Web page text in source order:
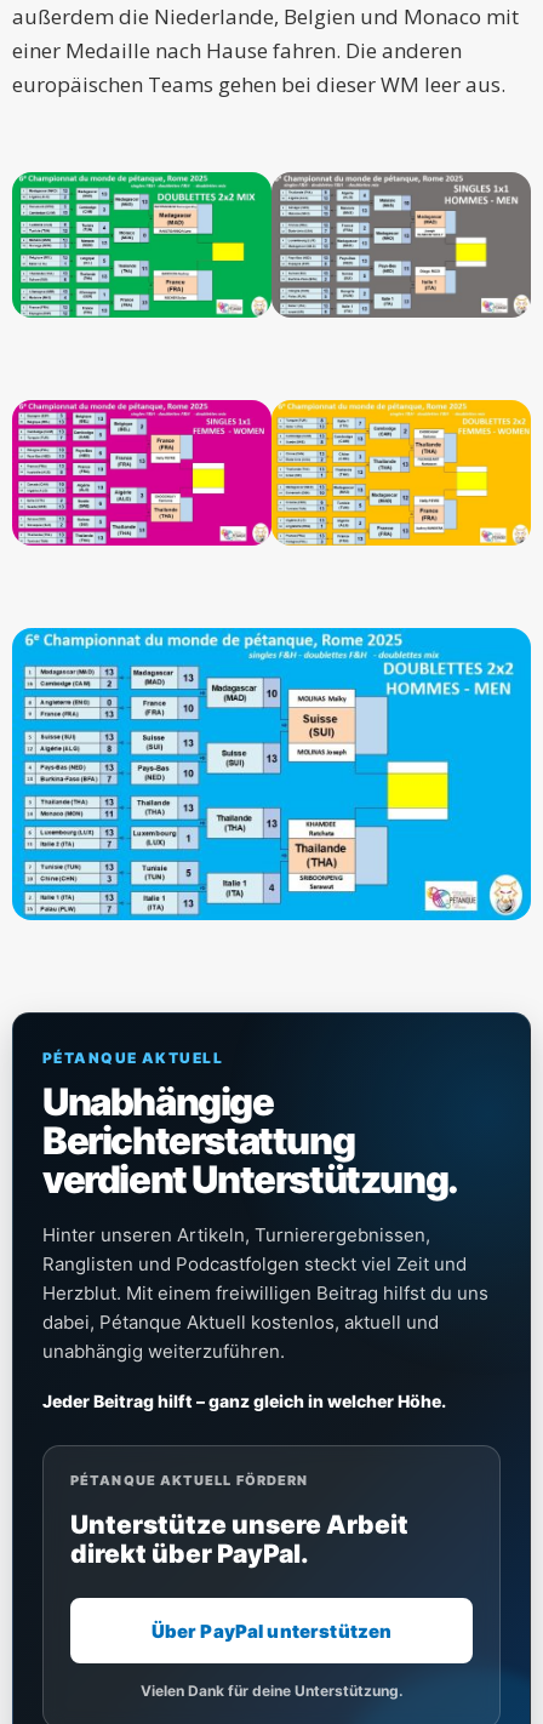
außerdem die Niederlande, Belgien und Monaco mit
einer Medaille nach Hause fahren. Die anderen
europäischen Teams gehen bei dieser WM leer aus.
PÉTANQUE AKTUELL
Unabhängige
Berichterstattung
verdient Unterstützung.
Hinter unseren Artikeln, Turnierergebnissen,
Ranglisten und Podcastfolgen steckt viel Zeit und
Herzblut. Mit einem freiwilligen Beitrag hilfst du uns
dabei, Pétanque Aktuell kostenlos, aktuell und
unabhängig weiterzuführen.
Jeder Beitrag hilft – ganz gleich in welcher Höhe.
PÉTANQUE AKTUELL FÖRDERN
Unterstütze unsere Arbeit
direkt über PayPal.
Über PayPal unterstützen
Vielen Dank für deine Unterstützung.